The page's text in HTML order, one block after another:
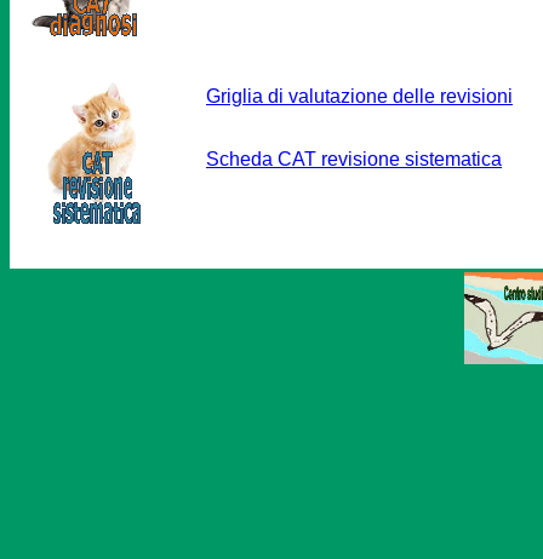
Griglia di valutazione delle revisioni
Scheda CAT revisione sistematica